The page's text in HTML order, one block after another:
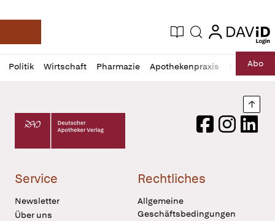
Deutsche Apotheker Zeitung
Aktuelle Ausgabe
Suche login
login
Politik Wirtschaft Pharmazie Apothekenpraxis RechtAbo
Profil
öffnen
Daz
Pur
Deutscher Apotheker Verlag Logo
FacebookInstagram
Service
Newsletter
Über uns
Rechtliches
Allgemeine
Geschäftsbedingungen